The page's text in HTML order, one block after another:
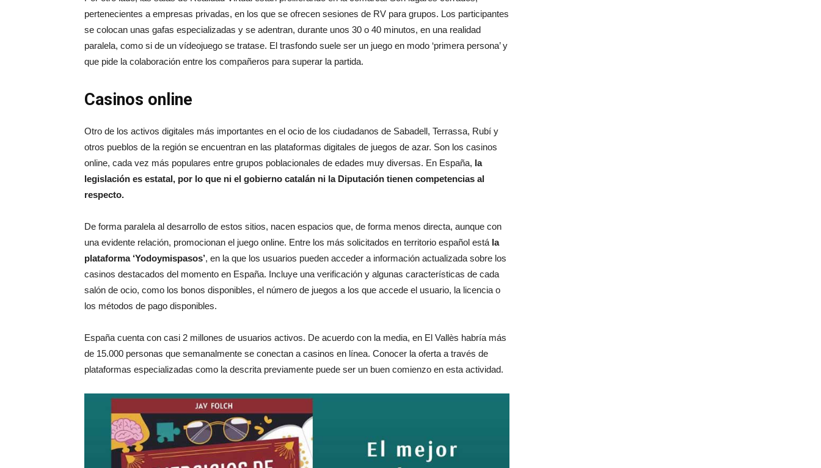
pertenecientes a empresas privadas, en los que se ofrecen sesiones de RV para grupos. Los participantes
se colocan unas gafas especializadas y se adentran, durante unos 30 o 40 minutos, en una realidad
paralela, como si de un vídeojuego se tratase. El trasfondo suele ser un juego en modo ‘primera persona’ y
que pide la colaboración entre los compañeros para superar la partida.
Casinos online
Otro de los activos digitales más importantes en el ocio de los ciudadanos de Sabadell, Terrassa, Rubí y
otros pueblos de la región se encuentran en las plataformas digitales de juegos de azar. Son los casinos
online, cada vez más populares entre grupos poblacionales de edades muy diversas. En España, la
legislación es estatal, por lo que ni el gobierno catalán ni la Diputación tienen competencias al
respecto.
De forma paralela al desarrollo de estos sitios, nacen espacios que, de forma menos directa, aunque con
una evidente relación, promocionan el juego online. Entre los más solicitados en territorio español está la
plataforma ‘Yodoymispasos’, en la que los usuarios pueden acceder a información actualizada sobre los
casinos destacados del momento en España. Incluye una verificación y algunas características de cada
salón de ocio, como los bonos disponibles, el número de juegos a los que accede el usuario, la licencia o
los métodos de pago disponibles.
España cuenta con casi 2 millones de usuarios activos. De acuerdo con la media, en El Vallès habría más
de 15.000 personas que semanalmente se conectan a casinos en línea. Conocer la oferta a través de
plataformas especializadas como la descrita previamente puede ser un buen comienzo en esta actividad.